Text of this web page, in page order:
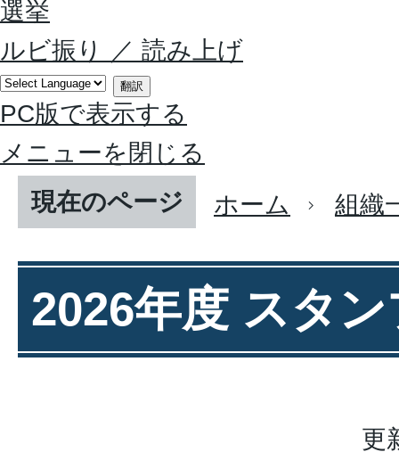
選挙
ルビ振り
／ 読み上げ
翻訳
PC版で表示する
メニューを閉じる
現在のページ
ホーム 組織
2026年度 スタ
更